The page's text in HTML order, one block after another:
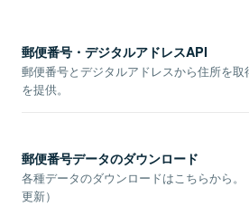
郵便番号・デジタルアドレスAPI
郵便番号とデジタルアドレスから住所を
を提供。
郵便番号データのダウンロード
各種データのダウンロードはこちらから。
更新）